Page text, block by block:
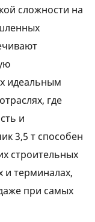
сложности на
идеальным
где
и
3,5 т способен
строительных
и терминалах,
при самых